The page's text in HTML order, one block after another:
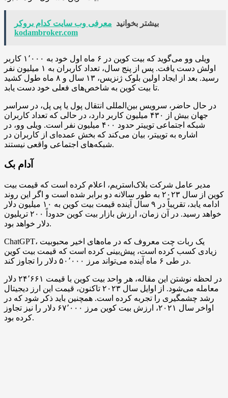
بیشتر بخوانید معرفی وب سایت کدام بروکر
kodambroker.com
ویلی وو می‌گوید که بیت کوین در ۶ ماه اول خود به ۱٬۰۰۰ کاربر
اولش دست یافت. پس از پنج سال، تعداد کاربران به ۱ میلیون نفر
رسید. بعد از ایجاد اولین بلوک ژنزیس، ۱۳ سال و ۸ ماه طول کشید
تا بیت کوین به شاخص‌های فعلی خود دست یابد.
در حال حاضر، سرویس بین‌المللی انتقال پول یا پی پل، در سراسر
جهان بیش از ۴۳۰ میلیون کاربر دارد، در حالی که تعداد کاربران
شبکه اجتماعی توییتر حدود ۴۰۰ میلیون نفر است. ویلی وو، در
اشاره به توییتر، بیان می‌کند که بخش عمده‌ای از کاربران در
شبکه‌های اجتماعی واقعی نیستند.
آدام بک
مدیر عامل شرکت بلاک‌استریم، اعلام کرده است که قیمت بیت
کوین از سال ۲۰۲۳ به طور سالانه دو برابر شده است و اگر این روند
ادامه یابد، تقریباً در ۹ سال آینده قیمت بیت کوین به ۱۰ میلیون دلار
خواهد رسید. در آن زمان، ارزش بازار بیت کوین حدوداً ۲۰۰ تریلیون
دلار خواهد بود.
ChatGPT، یک ربات چت معروف که در ماه‌های اخیر محبوبیت
زیادی کسب کرده است، پیش‌بینی کرده است که قیمت بیت کوین
در طی ۶ ماه آینده می‌تواند مرز ۵۰٬۰۰۰ دلار را تجاوز کند.
در لحظه نوشتن این مقاله، هر واحد بیت کوین با قیمت ۲۴٬۶۶۱ دلار
معامله می‌شود. از اوایل سال ۲۰۲۳ تاکنون، قیمت این ارز دیجیتال
رشد چشمگیری را تجربه کرده است. همچنین باید ذکر شود که در
اواخر سال ۲۰۲۱، ارزش بیت کوین مرز ۶۷٬۰۰۰ دلار را نیز تجاوز
کرده بود.